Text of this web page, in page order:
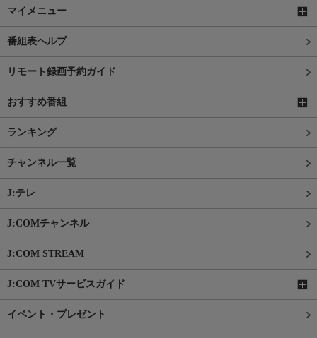
マイメニュー
番組表ヘルプ
リモート録画予約ガイド
おすすめ番組
ランキング
チャンネル一覧
J:テレ
J:COMチャンネル
J:COM STREAM
J:COM TVサービスガイド
イベント・プレゼント